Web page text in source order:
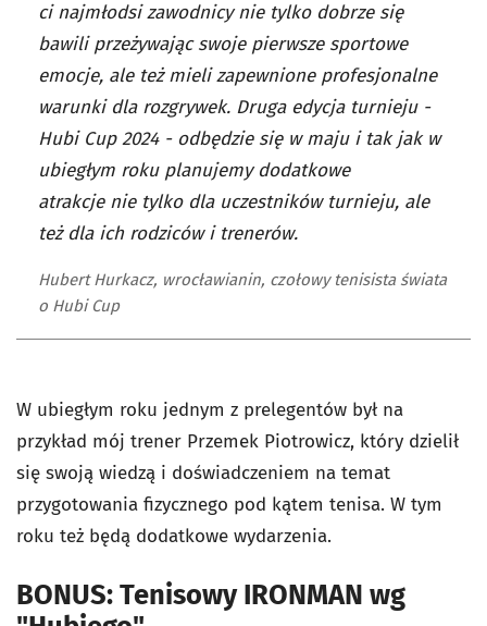
ci najmłodsi zawodnicy nie tylko dobrze się
bawili przeżywając swoje pierwsze sportowe
emocje, ale też mieli zapewnione profesjonalne
warunki dla rozgrywek. Druga edycja turnieju -
Hubi Cup 2024 - odbędzie się w maju i tak jak w
ubiegłym roku planujemy dodatkowe
atrakcje nie tylko dla uczestników turnieju, ale
też dla ich rodziców i trenerów.
Hubert Hurkacz, wrocławianin, czołowy tenisista świata
o Hubi Cup
W ubiegłym roku jednym z prelegentów był na
przykład mój trener Przemek Piotrowicz, który dzielił
się swoją wiedzą i doświadczeniem na temat
przygotowania fizycznego pod kątem tenisa. W tym
roku też będą dodatkowe wydarzenia.
BONUS: Tenisowy IRONMAN wg